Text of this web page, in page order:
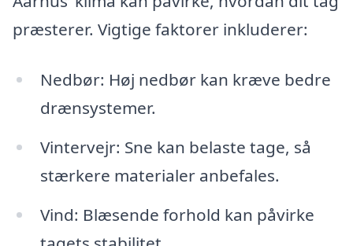
præsterer. Vigtige faktorer inkluderer:
Nedbør: Høj nedbør kan kræve bedre
drænsystemer.
Vintervejr: Sne kan belaste tage, så
stærkere materialer anbefales.
Vind: Blæsende forhold kan påvirke